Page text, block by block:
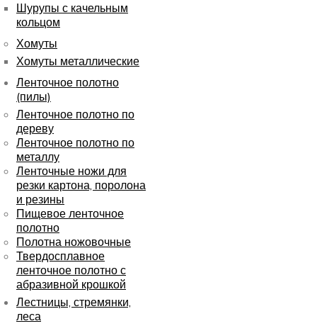
Шурупы с качельным
кольцом
Хомуты
Хомуты металлические
Ленточное полотно
(пилы)
Ленточное полотно по
дереву
Ленточное полотно по
металлу
Ленточные ножи для
резки картона, поролона
и резины
Пищевое ленточное
полотно
Полотна ножовочные
Твердосплавное
ленточное полотно с
абразивной крошкой
Лестницы, стремянки,
леса